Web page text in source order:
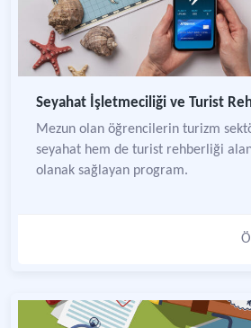
Seyahat İşletmeciliği ve Turist
Mezun olan öğrencilerin turizm
seyahat hem de turist rehberliği
olanak sağlayan program.